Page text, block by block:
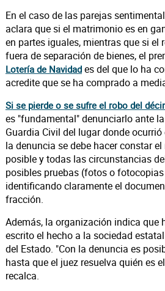
En el caso de las parejas
aclara que si el matrimonio es en
en partes iguales, mientras que si el
fuera de separación de bienes, el
Lotería de Navidades del que lo ha
acredite que se ha comprado a
Si se pierde o se sufre el robo del
es "fundamental" denunciarlo ante
Guardia Civil del lugar donde
la denuncia se debe hacer constar
posible y todas las circunstancias
posibles pruebas (fotos o
identificando claramente el
fracción.
Además, la organización indica que
escrito el hecho a la sociedad
del Estado. "Con la denuncia es
hasta que el juez resuelva quién es
recalca.